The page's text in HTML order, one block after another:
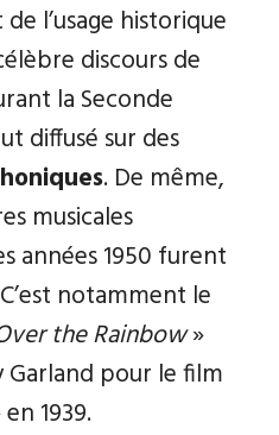
l’usage historique
discours de
la Seconde
diffusé sur des
. De même,
musicales
années 1950 furent
notamment le
the Rainbow»
pour le film
1939.